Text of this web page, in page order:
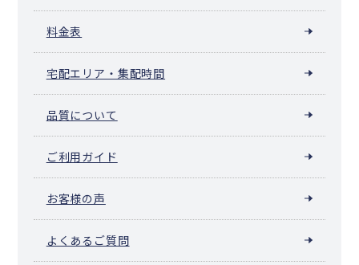
料金表
宅配エリア・集配時間
品質について
ご利用ガイド
お客様の声
よくあるご質問